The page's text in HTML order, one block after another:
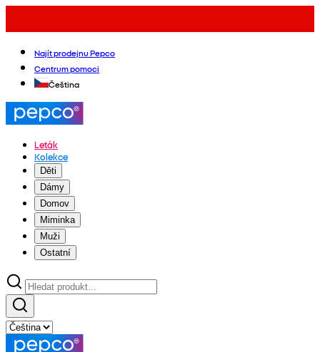
Najít prodejnu Pepco
Centrum pomoci
Čeština
Leták
Kolekce
Děti
Dámy
Domov
Miminka
Muži
Ostatní